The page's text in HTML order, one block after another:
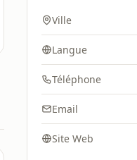
Ville
Langue
Téléphone
Email
Site Web